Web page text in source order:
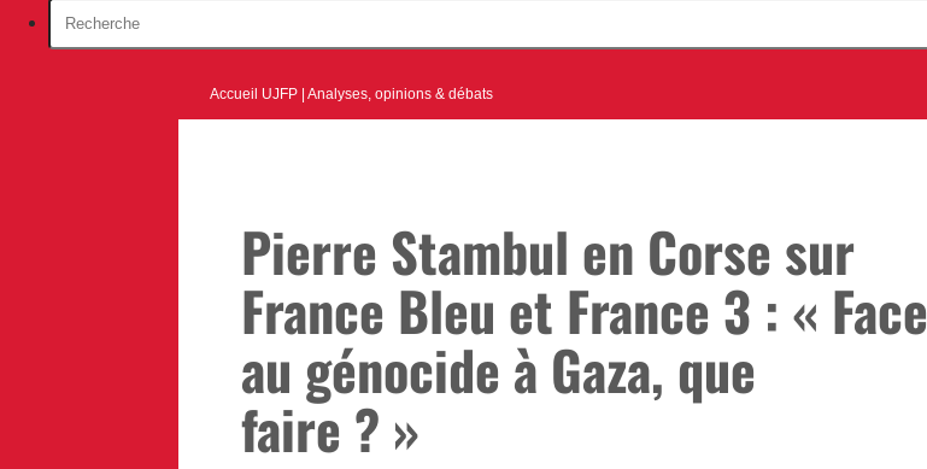
Accueil UJFP |Analyses, opinions & débats
Pierre Stambul en Corse sur
France Bleu et France 3 : « Face
au génocide à Gaza, que
faire ? »